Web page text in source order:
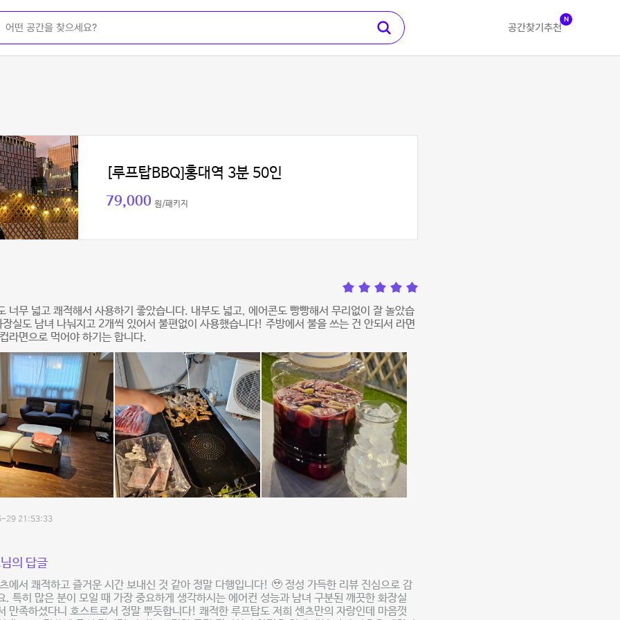
공간찾기 추천
N
[루프탑BBQ]홍대역 3분 50인
79,000 원/패키지
너무 넓고 쾌적해서 사용하기 좋았습니다. 내부도 넓고, 에어콘도 빵빵해서 무리없이 잘 놀았습
실도 남녀 나눠지고 2개씩 있어서 불편없이 사용했습니다! 주방에서 불을 쓰는 건 안되서 라면
라면으로 먹어야 하기는 합니다.
29 21:53:33
의 답글
에서 쾌적하고 즐거운 시간 보내신 것 같아 정말 다행입니다! 🥹 정성 가득한 리뷰 진심으로 감
. 특히 많은 분이 모일 때 가장 중요하게 생각하시는 에어컨 성능과 남녀 구분된 깨끗한 화장실
만족하셨다니 호스트로서 정말 뿌듯합니다! 쾌적한 루프탑도 저희 센츠만의 자랑인데 마음껏